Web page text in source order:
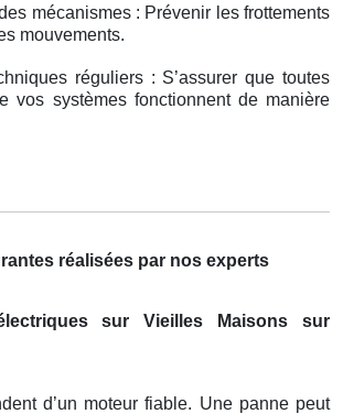
mécanismes : Prévenir les frottements
mouvements.
réguliers : S’assurer que toutes
vos systèmes fonctionnent de manière
réalisées par nos experts
sur Vieilles Maisons sur
d’un moteur fiable. Une panne peut